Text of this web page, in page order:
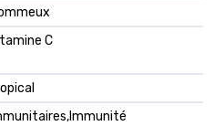
C